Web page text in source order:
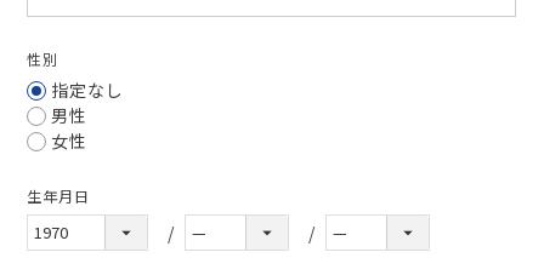
須)
性別
指定なし
男性
女性
生年月日